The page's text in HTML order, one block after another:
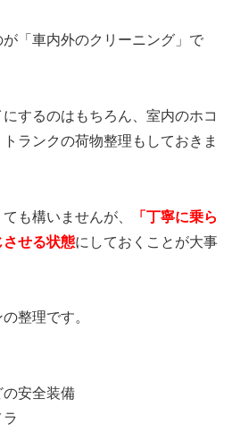
「車内外のクリーニング」で
するのはもちろん、室内のホコ
ランクの荷物整理もしておきま
も構いませんが、
「丁寧に乗ら
せる状態にしておくことが大事
整理です。
の安全装備